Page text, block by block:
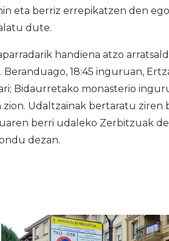
eta berriz errepikatzen den
dute.
handiena atzo
Beranduago, 18:45 inguruan,
Bidaurretako monasterio
Udaltzainak bertaratu ziren
berri udaleko Zerbitzuak
dezan.